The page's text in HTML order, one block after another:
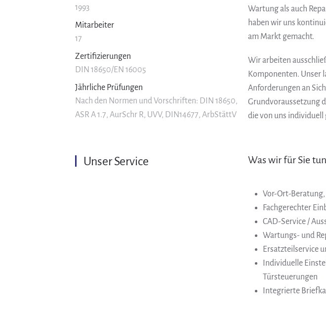
1993
Mitarbeiter
17
Zertifizierungen
DIN 18650/EN 16005
Jährliche Prüfungen
Nach den Normen und Vorschriften: DIN 18650,
ASR A 1.7, AurSchr R, UVV, DIN14677, ArbStättV
Wartung als auch
haben wir uns
am Markt gemacht.
Wir arbeiten
Komponenten. Unser
Anforderungen an
Grundvoraussetzung
die von uns
Unser Service Was wir für Sie
Vor-Ort-
Fachgerechter
CAD-Service /
Wartungs- und
Ersatzteilservice
Individuelle
Türsteuerungen
Integrierte